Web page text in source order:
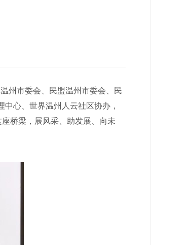
州市委会、民盟温州市委会、民
心、世界温州人云社区协办，
桥梁，展风采、助发展、向未